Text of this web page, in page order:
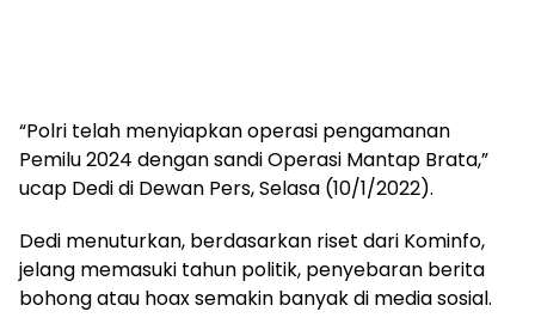
“Polri telah menyiapkan operasi pengamanan
Pemilu 2024 dengan sandi Operasi Mantap Brata,”
ucap Dedi di Dewan Pers, Selasa (10/1/2022).
Dedi menuturkan, berdasarkan riset dari Kominfo,
jelang memasuki tahun politik, penyebaran berita
bohong atau hoax semakin banyak di media sosial.